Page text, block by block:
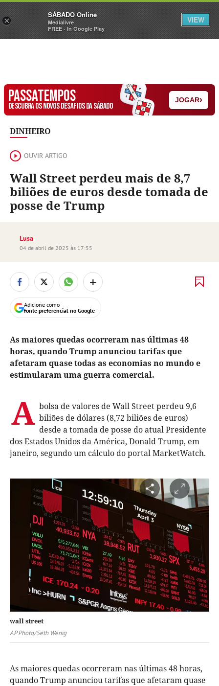
Sábado Assine Iniciar Sessão
PASSATEMPOS
DESCUBRA OS NOVOS DESAFIOS DA SÁBADO
JOGAR›
DINHEIRO
OUVIR ARTIGO
Wall Street perdeu mais de 8,7
biliões de euros desde tomada de
posse de Trump
Lusa
04 de abril de 2025 às 17:55
+
Adicione como
fonte preferencial no Google
As maiores quedas ocorreram nas últimas 48
horas, quando Trump anunciou tarifas que
afetaram quase todas as economias no mundo e
estimularam uma guerra comercial.
A bolsa de valores de Wall Street perdeu 9,6
biliões de dólares (8,72 biliões de euros)
desde a tomada de posse do atual Presidente
dos Estados Unidos da América, Donald Trump, em
janeiro, segundo um cálculo do portal MarketWatch.
wall street
AP Photo/Seth Wenig
As maiores quedas ocorreram nas últimas 48 horas,
quando Trump anunciou tarifas que afetaram quase
×
SÁBADO Online
Medialivre
FREE - In Google Play
VIEW